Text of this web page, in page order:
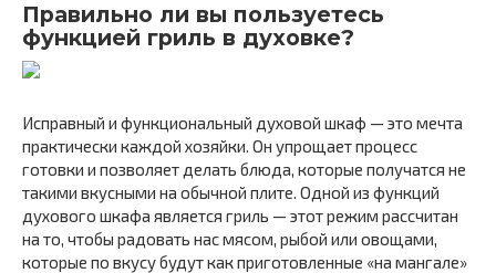
Правильно ли вы пользуетесь
функцией гриль в духовке?
Исправный и функциональный духовой шкаф — это мечта
практически каждой хозяйки. Он упрощает процесс
готовки и позволяет делать блюда, которые получатся не
такими вкусными на обычной плите. Одной из функций
духового шкафа является гриль — этот режим рассчитан
на то, чтобы радовать нас мясом, рыбой или овощами,
которые по вкусу будут как приготовленные «на мангале»